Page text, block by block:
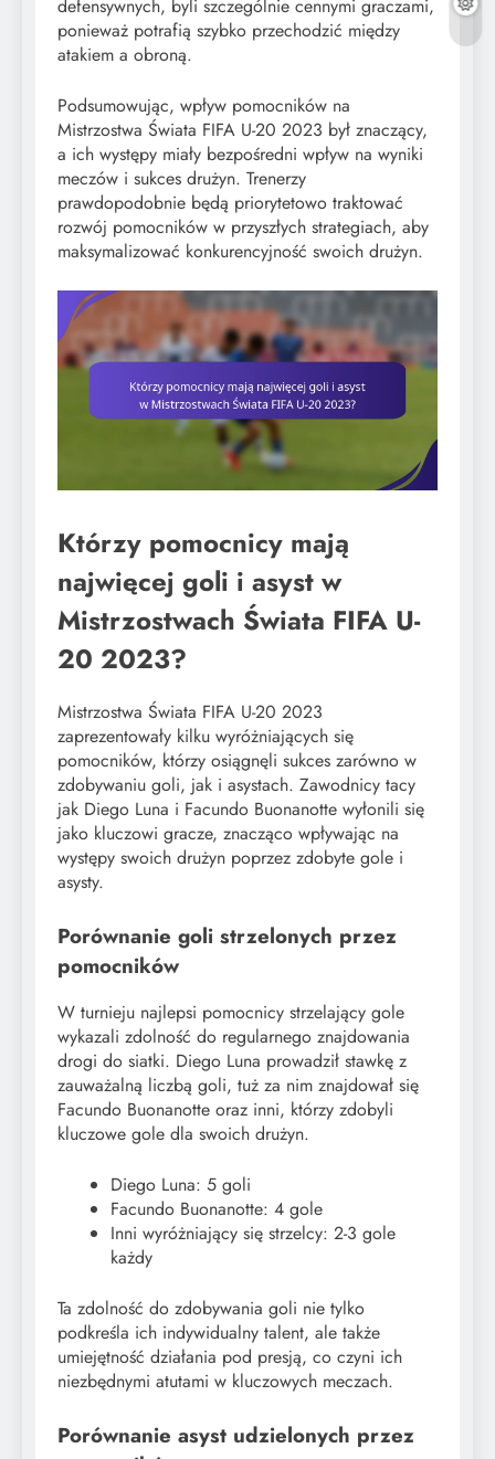
defensywnych, byli szczególnie cennymi graczami,
ponieważ potrafią szybko przechodzić między
atakiem a obroną.
Podsumowując, wpływ pomocników na
Mistrzostwa Świata FIFA U-20 2023 był znaczący,
a ich występy miały bezpośredni wpływ na wyniki
meczów i sukces drużyn. Trenerzy
prawdopodobnie będą priorytetowo traktować
rozwój pomocników w przyszłych strategiach, aby
maksymalizować konkurencyjność swoich drużyn.
Którzy pomocnicy mają
najwięcej goli i asyst w
Mistrzostwach Świata FIFA U-
20 2023?
Mistrzostwa Świata FIFA U-20 2023
zaprezentowały kilku wyróżniających się
pomocników, którzy osiągnęli sukces zarówno w
zdobywaniu goli, jak i asystach. Zawodnicy tacy
jak Diego Luna i Facundo Buonanotte wyłonili się
jako kluczowi gracze, znacząco wpływając na
występy swoich drużyn poprzez zdobyte gole i
asysty.
Porównanie goli strzelonych przez
pomocników
W turnieju najlepsi pomocnicy strzelający gole
wykazali zdolność do regularnego znajdowania
drogi do siatki. Diego Luna prowadził stawkę z
zauważalną liczbą goli, tuż za nim znajdował się
Facundo Buonanotte oraz inni, którzy zdobyli
kluczowe gole dla swoich drużyn.
Diego Luna: 5 goli
Facundo Buonanotte: 4 gole
Inni wyróżniający się strzelcy: 2-3 gole
każdy
Ta zdolność do zdobywania goli nie tylko
podkreśla ich indywidualny talent, ale także
umiejętność działania pod presją, co czyni ich
niezbędnymi atutami w kluczowych meczach.
Porównanie asyst udzielonych przez